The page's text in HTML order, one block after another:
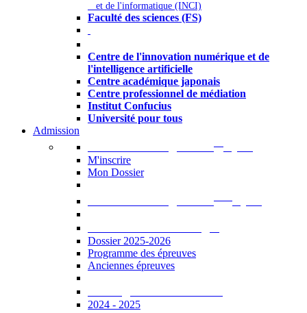
et de l'informatique (INCI)
Faculté des sciences (FS)
Centre de l'innovation numérique et de
l'intelligence artificielle
Centre académique japonais
Centre professionnel de médiation
Institut Confucius
Université pour tous
Admission
M'inscrire
Mon Dossier
Dossier 2025-2026
Programme des épreuves
Anciennes épreuves
2024 - 2025